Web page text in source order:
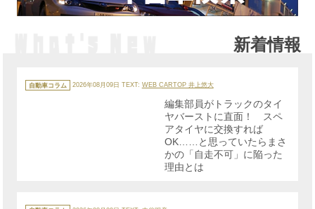
新着情報
テ
ゴ
自動車コラム 2026年08月09日 TEXT: WEB CARTOP 井上悠大
編集部員がトラックのタイ
ヤバーストに直面！ スペ
アタイヤに交換すれば
OK……と思っていたらまさ
かの「自走不可」に陥った
理由とは